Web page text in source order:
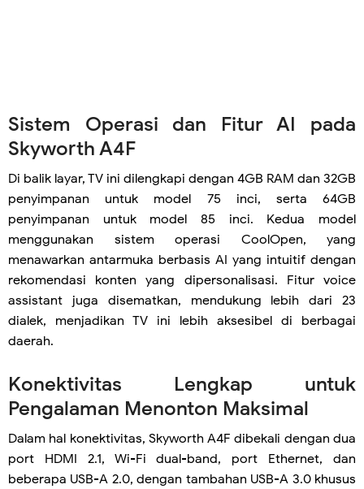
Sistem Operasi dan Fitur AI pada
Skyworth A4F
Di balik layar, TV ini dilengkapi dengan 4GB RAM dan 32GB
penyimpanan untuk model 75 inci, serta 64GB
penyimpanan untuk model 85 inci. Kedua model
menggunakan sistem operasi CoolOpen, yang
menawarkan antarmuka berbasis AI yang intuitif dengan
rekomendasi konten yang dipersonalisasi. Fitur voice
assistant juga disematkan, mendukung lebih dari 23
dialek, menjadikan TV ini lebih aksesibel di berbagai
daerah.
Konektivitas Lengkap untuk
Pengalaman Menonton Maksimal
Dalam hal konektivitas, Skyworth A4F dibekali dengan dua
port HDMI 2.1, Wi-Fi dual-band, port Ethernet, dan
beberapa USB-A 2.0, dengan tambahan USB-A 3.0 khusus